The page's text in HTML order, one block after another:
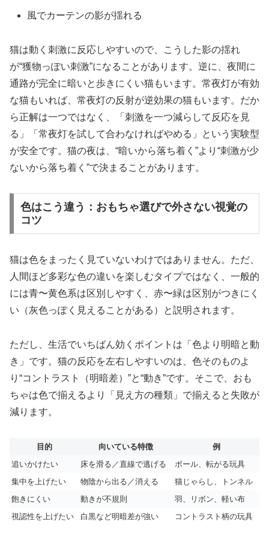
風でカーテンの影が揺れる
猫は動く刺激に反応しやすいので、こうした影の揺れ
が“獲物っぽい刺激”になることがあります。逆に、夜間に
通路が完全に暗いと歩きにくい猫もいます。常夜灯が有効
な猫もいれば、常夜灯の反射が逆効果の猫もいます。だか
ら正解は一つではなく、「刺激を一つ減らして反応を見
る」「常夜灯を試して合わなければやめる」という実験型
が安全です。猫の夜は、“暗いから落ち着く”より“刺激が少
ないから落ち着く”で決まることがあります。
色はこう違う：おもちゃ選びで外さない視覚の
コツ
猫は色をまったく見ていないわけではありません。ただ、
人間ほど多彩な色の違いを楽しむタイプではなく、一般的
には青〜黄色系は区別しやすく、赤〜緑は区別がつきにく
い（灰色っぽく見えることがある）と説明されます。
ただし、生活でいちばん効くポイントは「色より明暗と動
き」です。猫の反応を左右しやすいのは、色そのものよ
り“コントラスト（明暗差）”と“動き”です。そこで、おも
ちゃは色で揃えるより「見え方の種類」で揃えると失敗が
減ります。
目的 向いている特徴
例
追いかけたい
床を滑る／直線で逃げる
ボール、転がる玩具
集中を上げたい
物陰から出る／消える
猫じゃらし、トンネル
飽きにくい
動きが不規則
羽、リボン、軽い布
視認性を上げたい
白黒など明暗差が強い コントラスト柄の玩具